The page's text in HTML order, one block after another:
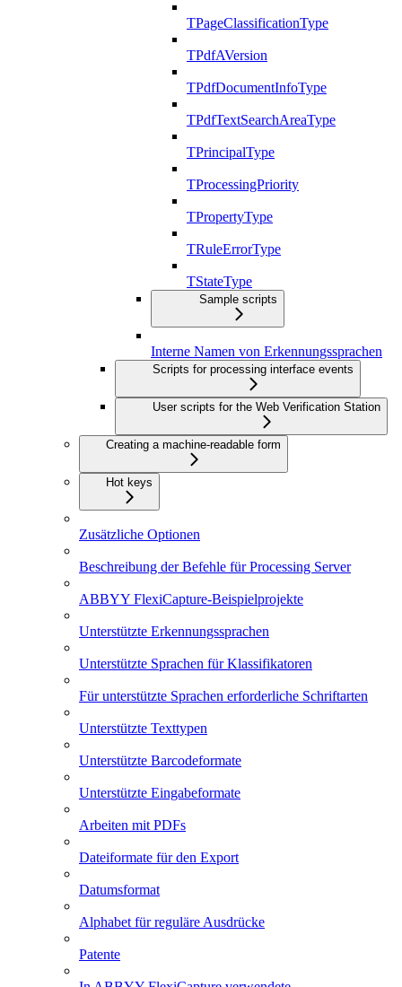
TPageClassificationType
TPdfAVersion
TPdfDocumentInfoType
TPdfTextSearchAreaType
TPrincipalType
TProcessingPriority
TPropertyType
TRuleErrorType
TStateType
Sample scripts
Interne Namen von Erkennungssprachen
Scripts for processing interface events
User scripts for the Web Verification Station
Creating a machine-readable form
Hot keys
Zusätzliche Optionen
Beschreibung der Befehle für Processing Server
ABBYY FlexiCapture-Beispielprojekte
Unterstützte Erkennungssprachen
Unterstützte Sprachen für Klassifikatoren
Für unterstützte Sprachen erforderliche Schriftarten
Unterstützte Texttypen
Unterstützte Barcodeformate
Unterstützte Eingabeformate
Arbeiten mit PDFs
Dateiformate für den Export
Datumsformat
Alphabet für reguläre Ausdrücke
Patente